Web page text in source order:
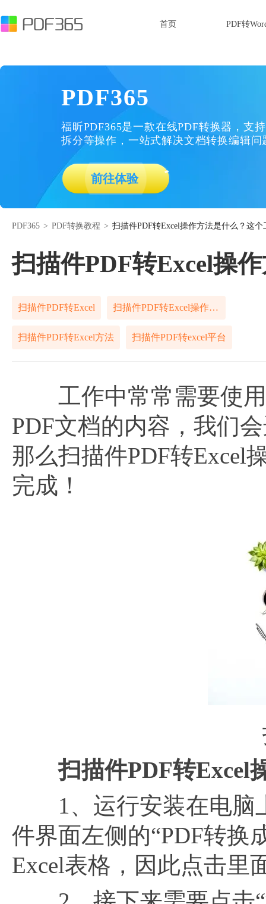
首页 PDF转
PDF365
福昕PDF365是一款在线PDF转换器，支
拆分等操作，一站式解决文档转换编辑问
前往体验
PDF365 > PDF转换教程 > 扫描件PDF转Excel操作方法是什么？这
扫描件PDF转Excel操
扫描件PDF转Excel 扫描件PDF转Excel操作步骤
扫描件PDF转Excel方法 扫描件PDF转excel平台
工作中常常需要使用
PDF文档的内容，我们
那么扫描件PDF转Excel
完成！
扫描件PDF转Excel
1、运行安装在电脑上
件界面左侧的“PDF转换
Excel表格，因此点击里